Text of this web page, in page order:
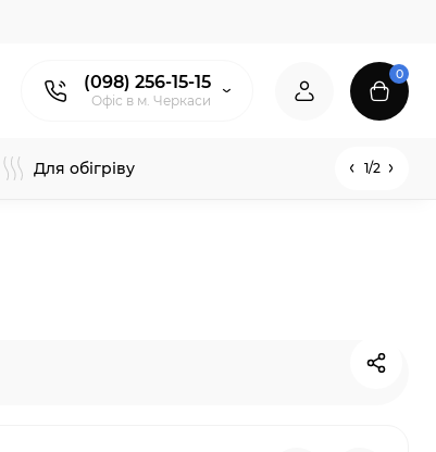
(098) 256-15-15
Офіс в м. Черкаси
0
Для обігріву 1/2